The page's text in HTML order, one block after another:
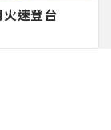
速登台